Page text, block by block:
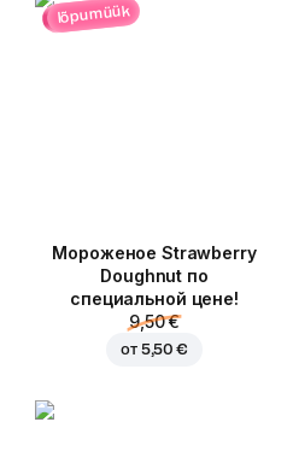
lõpumüük
Мороженое Strawberry
Doughnut по
специальной цене!
9,50 €
от 5,50 €